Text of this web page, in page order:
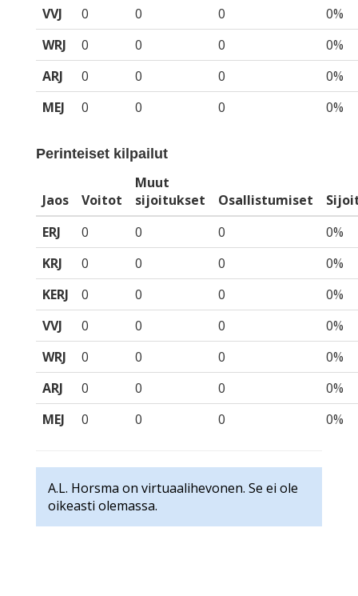
VVJ
0 0 0
0%
WRJ
0 0 0
0%
ARJ
0 0 0
0%
MEJ
0 0 0 0%
Perinteiset kilpailut
Jaos Voitot
Muut
sijoitukset
Osallistumiset
ERJ
0 0 0
0%
KRJ
0 0 0
0%
KERJ
0 0 0
0%
VVJ
0 0 0
0%
WRJ
0 0 0
0%
ARJ
0 0 0
0%
MEJ
0 0 0 0%
A.L. Horsma on virtuaalihevonen. Se ei ole
oikeasti olemassa.